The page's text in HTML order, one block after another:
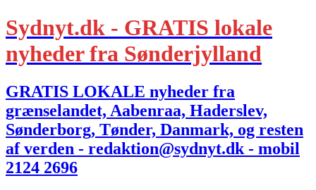
Sydnyt.dk - GRATIS lokale
nyheder fra Sønderjylland
GRATIS LOKALE nyheder fra
grænselandet, Aabenraa, Haderslev,
Sønderborg, Tønder, Danmark, og resten
af verden - redaktion@sydnyt.dk - mobil
2124 2696